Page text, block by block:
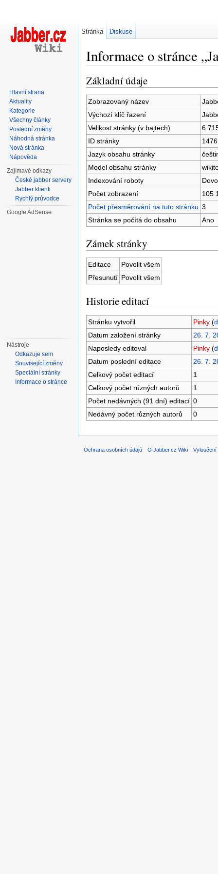
Informace o stránce
Základní údaje
Zobrazovaný název
Výchozí klíč řazení
Velikost stránky (v bajtech)
6
ID stránky
1476
Jazyk obsahu stránky
Model obsahu stránky
Indexování roboty
Počet zobrazení
105
Počet přesměrování na tuto stránku 3
Stránka se počítá do obsahu
Ano
Zámek stránky
Editace
Povolit všem
Přesunutí Povolit všem
Historie editací
Stránku vytvořil Pinky (
Datum založení stránky
26. 7.
Naposledy editoval
Pinky (
Datum poslední editace
26. 7.
Celkový počet editací
1
Celkový počet různých autorů
1
Počet nedávných (91 dní) editací 0
Nedávný počet různých autorů
0
Stránka Diskuse
Hlavní strana
Aktuality
Kategorie
Všechny články
Poslední změny
Náhodná stránka
Nová stránka
Nápověda
Zajímavé odkazy
České jabber servery
Jabber klienti
Rychlý průvodce
Google AdSense
Nástroje
Odkazuje sem
Související změny
Speciální stránky
Informace o stránce
Ochrana osobních údajů O Jabber.cz Wiki Vyloučení